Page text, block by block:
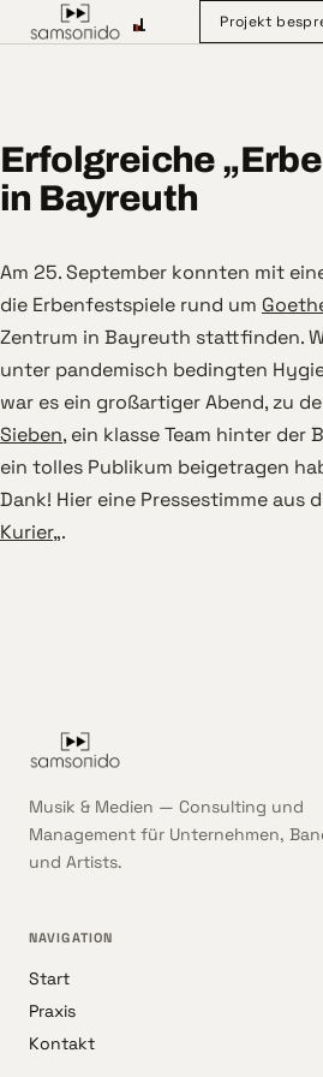
Projekt
Erfolgreiche
in Bayreuth
Am 25. September konnten mit
die Erbenfestspiele rund um
Zentrum in Bayreuth stattfinden.
unter pandemisch bedingten
war es ein großartiger Abend, zu
Sieben, ein klasse Team hinter
ein tolles Publikum beigetragen
Dank! Hier eine Pressestimme aus
Kurier„.
Musik & Medien — Consulting und
Management für Unternehmen,
und Artists.
NAVIGATION
Start
Praxis
Kontakt